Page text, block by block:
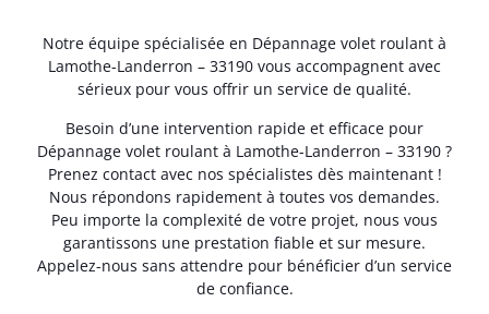
Notre équipe spécialisée en Dépannage volet roulant à
Lamothe-Landerron – 33190 vous accompagnent avec
sérieux pour vous offrir un service de qualité.
Besoin d’une intervention rapide et efficace pour
Dépannage volet roulant à Lamothe-Landerron – 33190 ?
Prenez contact avec nos spécialistes dès maintenant !
Nous répondons rapidement à toutes vos demandes.
Peu importe la complexité de votre projet, nous vous
garantissons une prestation fiable et sur mesure.
Appelez-nous sans attendre pour bénéficier d’un service
de confiance.